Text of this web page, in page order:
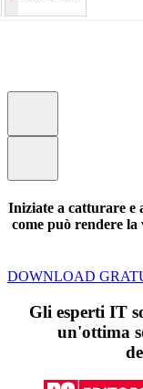
Iniziate a catturare e
come può rendere
DOWNLOAD
Gli esperti IT
un'ottima